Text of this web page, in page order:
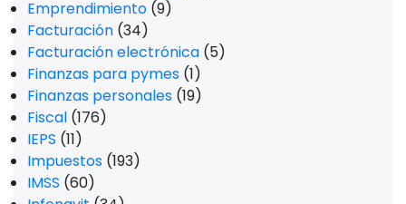
Emprendimiento (9)
Facturación (34)
Facturación electrónica (5)
Finanzas para pymes (1)
Finanzas personales (19)
Fiscal (176)
IEPS (11)
Impuestos (193)
IMSS (60)